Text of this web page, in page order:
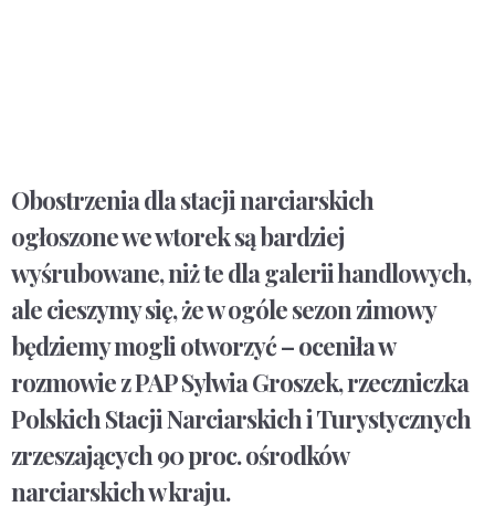
Obostrzenia dla stacji narciarskich
ogłoszone we wtorek są bardziej
wyśrubowane, niż te dla galerii handlowych,
ale cieszymy się, że w ogóle sezon zimowy
będziemy mogli otworzyć – oceniła w
rozmowie z PAP Sylwia Groszek, rzeczniczka
Polskich Stacji Narciarskich i Turystycznych
zrzeszających 90 proc. ośrodków
narciarskich w kraju.